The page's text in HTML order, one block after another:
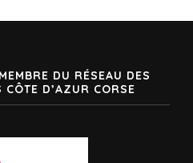
DU RÉSEAU DES
CÔTE D’AZUR CORSE